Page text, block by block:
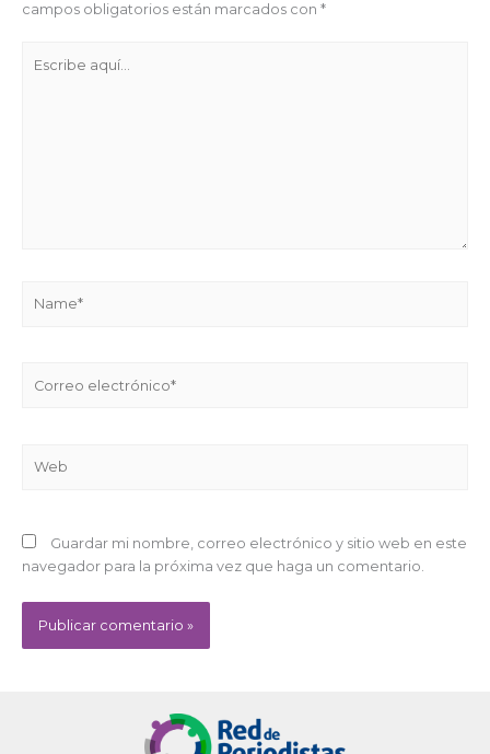
campos obligatorios están marcados con *
aquí...
electrónico*
Guardar mi nombre, correo electrónico y sitio web en este
navegador para la próxima vez que haga un comentario.